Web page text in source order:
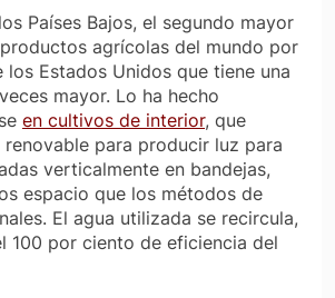
Países Bajos, el segundo mayor
agrícolas del mundo por
los Estados Unidos que tiene una
mayor. Lo ha hecho
en cultivos de interior, que
renovable para producir luz para
verticalmente en bandejas,
espacio que los métodos de
El agua utilizada se recircula,
100 por ciento de eficiencia del